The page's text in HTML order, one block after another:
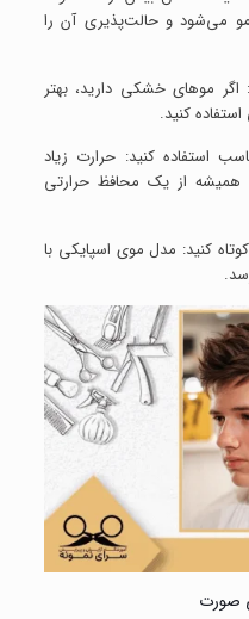
می‌شود و حالت‌پذیری آن را
اگر موهای خشکی دارید، بهتر
کنید.
استفاده کنید: حرارت زیاد
همیشه از یک محافظ حرارتی
کنید: مدل موی اسپایکی با
صورت